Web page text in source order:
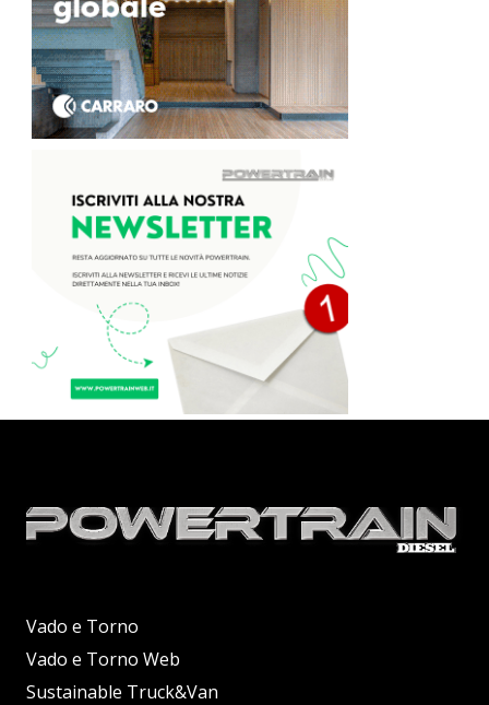
Vado e Torno
Vado e Torno Web
Sustainable Truck&Van